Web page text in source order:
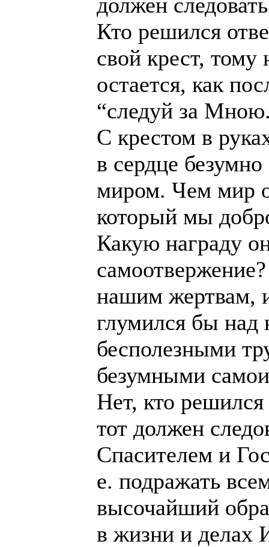
Кто решился
свой крест, тому
остается, как
“следуй за
С крестом в
в сердце
миром. Чем мир
который мы
Какую награду
нашим жертвам,
глумился бы над
бесполезными
безумными
Нет, кто
тот должен
Спасителем и
е. подражать
высочайший
в жизни и делах